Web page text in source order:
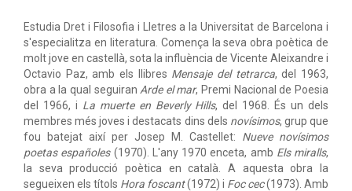
Estudia Dret i Filosofia i Lletres a la Universitat de Barcelona i
s'especialitza en literatura. Comença la seva obra poètica de
molt jove en castellà, sota la influència de Vicente Aleixandre i
Octavio Paz, amb els llibres Mensaje del tetrarca, del 1963,
obra a la qual seguiran Arde el mar, Premi Nacional de Poesia
del 1966, i La muerte en Beverly Hills, del 1968. És un dels
membres més joves i destacats dins dels novísimos, grup que
fou batejat així per Josep M. Castellet: Nueve novísimos
poetas españoles(1970). L'any 1970 enceta, amb Els miralls,
la seva producció poètica en català. A aquesta obra la
segueixen els títols Hora foscant(1972) i Foc cec(1973). Amb